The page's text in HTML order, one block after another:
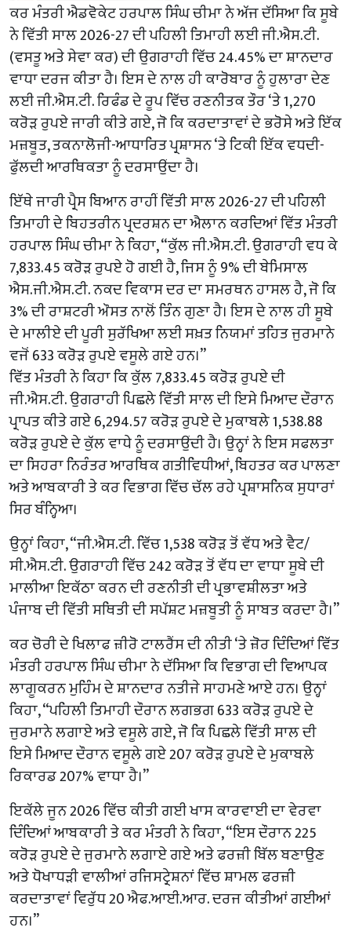
ਕਰ ਮੰਤਰੀ ਐਡਵੋਕੇਟ ਹਰਪਾਲ ਸਿੰਘ ਚੀਮਾ ਨੇ ਅੱਜ ਦੱਸਿਆ ਕਿ ਸੂਬੇ
ਨੇ ਵਿੱਤੀ ਸਾਲ 2026-27 ਦੀ ਪਹਿਲੀ ਤਿਮਾਹੀ ਲਈ ਜੀ.ਐਸ.ਟੀ.
(ਵਸਤੂ ਅਤੇ ਸੇਵਾ ਕਰ) ਦੀ ਉਗਰਾਹੀ ਵਿੱਚ 24.45% ਦਾ ਸ਼ਾਨਦਾਰ
ਵਾਧਾ ਦਰਜ ਕੀਤਾ ਹੈ। ਇਸ ਦੇ ਨਾਲ ਹੀ ਕਾਰੋਬਾਰ ਨੂੰ ਹੁਲਾਰਾ ਦੇਣ
ਲਈ ਜੀ.ਐਸ.ਟੀ. ਰਿਫੰਡ ਦੇ ਰੂਪ ਵਿੱਚ ਰਣਨੀਤਕ ਤੌਰ ‘ਤੇ 1,270
ਕਰੋੜ ਰੁਪਏ ਜਾਰੀ ਕੀਤੇ ਗਏ, ਜੋ ਕਿ ਕਰਦਾਤਾਵਾਂ ਦੇ ਭਰੋਸੇ ਅਤੇ ਇੱਕ
ਮਜ਼ਬੂਤ, ਤਕਨਾਲੋਜੀ-ਆਧਾਰਿਤ ਪ੍ਰਸ਼ਾਸਨ ‘ਤੇ ਟਿਕੀ ਇੱਕ ਵਧਦੀ-
ਫੁੱਲਦੀ ਆਰਥਿਕਤਾ ਨੂੰ ਦਰਸਾਉਂਦਾ ਹੈ।
ਇੱਥੇ ਜਾਰੀ ਪ੍ਰੈਸ ਬਿਆਨ ਰਾਹੀਂ ਵਿੱਤੀ ਸਾਲ 2026-27 ਦੀ ਪਹਿਲੀ
ਤਿਮਾਹੀ ਦੇ ਬਿਹਤਰੀਨ ਪ੍ਰਦਰਸ਼ਨ ਦਾ ਐਲਾਨ ਕਰਦਿਆਂ ਵਿੱਤ ਮੰਤਰੀ
ਹਰਪਾਲ ਸਿੰਘ ਚੀਮਾ ਨੇ ਕਿਹਾ, “ਕੁੱਲ ਜੀ.ਐਸ.ਟੀ. ਉਗਰਾਹੀ ਵਧ ਕੇ
7,833.45 ਕਰੋੜ ਰੁਪਏ ਹੋ ਗਈ ਹੈ, ਜਿਸ ਨੂੰ 9% ਦੀ ਬੇਮਿਸਾਲ
ਐਸ.ਜੀ.ਐਸ.ਟੀ. ਨਕਦ ਵਿਕਾਸ ਦਰ ਦਾ ਸਮਰਥਨ ਹਾਸਲ ਹੈ, ਜੋ ਕਿ
3% ਦੀ ਰਾਸ਼ਟਰੀ ਔਸਤ ਨਾਲੋਂ ਤਿੰਨ ਗੁਣਾ ਹੈ। ਇਸ ਦੇ ਨਾਲ ਹੀ ਸੂਬੇ
ਦੇ ਮਾਲੀਏ ਦੀ ਪੂਰੀ ਸੁਰੱਖਿਆ ਲਈ ਸਖ਼ਤ ਨਿਯਮਾਂ ਤਹਿਤ ਜੁਰਮਾਨੇ
ਵਜੋਂ 633 ਕਰੋੜ ਰੁਪਏ ਵਸੂਲੇ ਗਏ ਹਨ।”
ਵਿੱਤ ਮੰਤਰੀ ਨੇ ਕਿਹਾ ਕਿ ਕੁੱਲ 7,833.45 ਕਰੋੜ ਰੁਪਏ ਦੀ
ਜੀ.ਐਸ.ਟੀ. ਉਗਰਾਹੀ ਪਿਛਲੇ ਵਿੱਤੀ ਸਾਲ ਦੀ ਇਸੇ ਮਿਆਦ ਦੌਰਾਨ
ਪ੍ਰਾਪਤ ਕੀਤੇ ਗਏ 6,294.57 ਕਰੋੜ ਰੁਪਏ ਦੇ ਮੁਕਾਬਲੇ 1,538.88
ਕਰੋੜ ਰੁਪਏ ਦੇ ਕੁੱਲ ਵਾਧੇ ਨੂੰ ਦਰਸਾਉਂਦੀ ਹੈ। ਉਨ੍ਹਾਂ ਨੇ ਇਸ ਸਫਲਤਾ
ਦਾ ਸਿਹਰਾ ਨਿਰੰਤਰ ਆਰਥਿਕ ਗਤੀਵਿਧੀਆਂ, ਬਿਹਤਰ ਕਰ ਪਾਲਣਾ
ਅਤੇ ਆਬਕਾਰੀ ਤੇ ਕਰ ਵਿਭਾਗ ਵਿੱਚ ਚੱਲ ਰਹੇ ਪ੍ਰਸ਼ਾਸਨਿਕ ਸੁਧਾਰਾਂ
ਸਿਰ ਬੰਨ੍ਹਿਆ।
ਉਨ੍ਹਾਂ ਕਿਹਾ, “ਜੀ.ਐਸ.ਟੀ. ਵਿੱਚ 1,538 ਕਰੋੜ ਤੋਂ ਵੱਧ ਅਤੇ ਵੈਟ/
ਸੀ.ਐਸ.ਟੀ. ਉਗਰਾਹੀ ਵਿੱਚ 242 ਕਰੋੜ ਤੋਂ ਵੱਧ ਦਾ ਵਾਧਾ ਸੂਬੇ ਦੀ
ਮਾਲੀਆ ਇਕੱਠਾ ਕਰਨ ਦੀ ਰਣਨੀਤੀ ਦੀ ਪ੍ਰਭਾਵਸ਼ੀਲਤਾ ਅਤੇ
ਪੰਜਾਬ ਦੀ ਵਿੱਤੀ ਸਥਿਤੀ ਦੀ ਸਪੱਸ਼ਟ ਮਜ਼ਬੂਤੀ ਨੂੰ ਸਾਬਤ ਕਰਦਾ ਹੈ।”
ਕਰ ਚੋਰੀ ਦੇ ਖਿਲਾਫ ਜ਼ੀਰੋ ਟਾਲਰੈਂਸ ਦੀ ਨੀਤੀ ‘ਤੇ ਜ਼ੋਰ ਦਿੰਦਿਆਂ ਵਿੱਤ
ਮੰਤਰੀ ਹਰਪਾਲ ਸਿੰਘ ਚੀਮਾ ਨੇ ਦੱਸਿਆ ਕਿ ਵਿਭਾਗ ਦੀ ਵਿਆਪਕ
ਲਾਗੂਕਰਨ ਮੁਹਿੰਮ ਦੇ ਸ਼ਾਨਦਾਰ ਨਤੀਜੇ ਸਾਹਮਣੇ ਆਏ ਹਨ। ਉਨ੍ਹਾਂ
ਕਿਹਾ, “ਪਹਿਲੀ ਤਿਮਾਹੀ ਦੌਰਾਨ ਲਗਭਗ 633 ਕਰੋੜ ਰੁਪਏ ਦੇ
ਜੁਰਮਾਨੇ ਲਗਾਏ ਅਤੇ ਵਸੂਲੇ ਗਏ, ਜੋ ਕਿ ਪਿਛਲੇ ਵਿੱਤੀ ਸਾਲ ਦੀ
ਇਸੇ ਮਿਆਦ ਦੌਰਾਨ ਵਸੂਲੇ ਗਏ 207 ਕਰੋੜ ਰੁਪਏ ਦੇ ਮੁਕਾਬਲੇ
ਰਿਕਾਰਡ 207% ਵਾਧਾ ਹੈ।”
ਇਕੱਲੇ ਜੂਨ 2026 ਵਿੱਚ ਕੀਤੀ ਗਈ ਖਾਸ ਕਾਰਵਾਈ ਦਾ ਵੇਰਵਾ
ਦਿੰਦਿਆਂ ਆਬਕਾਰੀ ਤੇ ਕਰ ਮੰਤਰੀ ਨੇ ਕਿਹਾ, “ਇਸ ਦੌਰਾਨ 225
ਕਰੋੜ ਰੁਪਏ ਦੇ ਜੁਰਮਾਨੇ ਲਗਾਏ ਗਏ ਅਤੇ ਫਰਜ਼ੀ ਬਿੱਲ ਬਣਾਉਣ
ਅਤੇ ਧੋਖਾਧੜੀ ਵਾਲੀਆਂ ਰਜਿਸਟ੍ਰੇਸ਼ਨਾਂ ਵਿੱਚ ਸ਼ਾਮਲ ਫਰਜ਼ੀ
ਕਰਦਾਤਾਵਾਂ ਵਿਰੁੱਧ 20 ਐਫ.ਆਈ.ਆਰ. ਦਰਜ ਕੀਤੀਆਂ ਗਈਆਂ
ਹਨ।”